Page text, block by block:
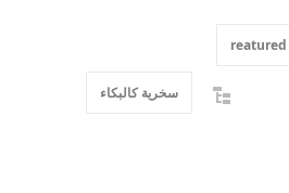
سخرية كالبكاء